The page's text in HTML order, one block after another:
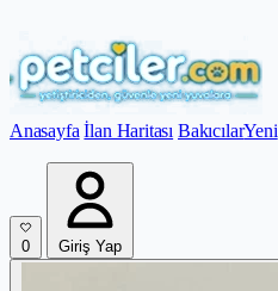
Anasayfa İlan Haritası BakıcılarYeni
0 Giriş Yap